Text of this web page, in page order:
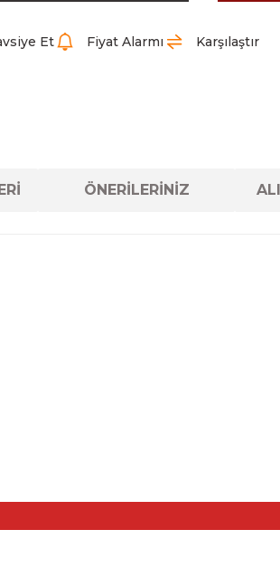
Et Fiyat Alarmı Karşılaştır
ÖNERİLERİNİZ